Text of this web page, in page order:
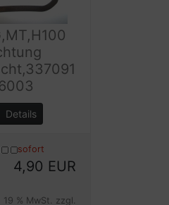
Details
sofort
4,90 EUR
19 % MwSt. zzgl.